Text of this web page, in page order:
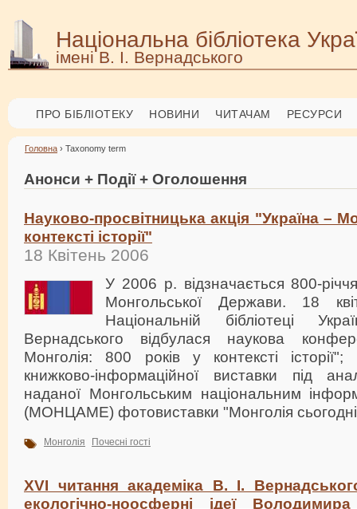
Національна бібліотека
імені В. І. Вернадського
ПРО БІБЛІОТЕКУ НОВИНИ ЧИТАЧАМ РЕСУРСИ
Головна › Taxonomy term
Анонси + Події + Оголошення
Науково-просвітницька акція "Україна –
контексті історії"
18 Квітень 2006
У 2006 р. відзначається 800-
Монгольської Держави. 18
Національній бібліотеці
Вернадського відбулася наукова
Монголія: 800 років у контексті історії";
книжково-інформаційної виставки під
наданої Монгольським національним
(МОНЦАМЕ) фотовиставки "Монголія
Монголія Почесні гості
XVI читання академіка В. І.
екологічно-ноосферні ідеї